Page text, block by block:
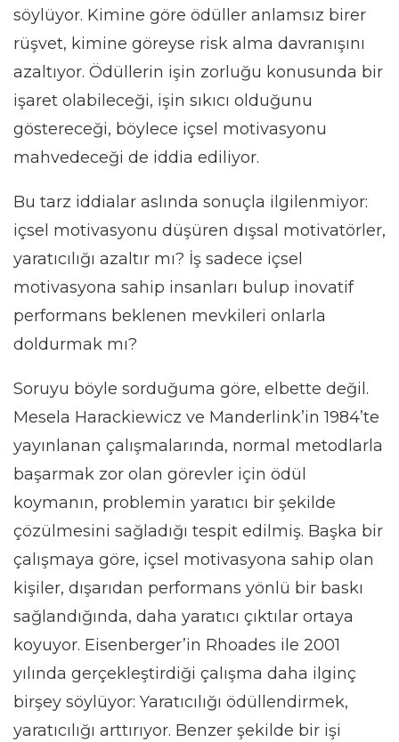
söylüyor. Kimine göre ödüller anlamsız birer
rüşvet, kimine göreyse risk alma davranışını
azaltıyor. Ödüllerin işin zorluğu konusunda bir
işaret olabileceği, işin sıkıcı olduğunu
göstereceği, böylece içsel motivasyonu
mahvedeceği de iddia ediliyor.
Bu tarz iddialar aslında sonuçla ilgilenmiyor:
içsel motivasyonu düşüren dışsal motivatörler,
yaratıcılığı azaltır mı? İş sadece içsel
motivasyona sahip insanları bulup inovatif
performans beklenen mevkileri onlarla
doldurmak mı?
Soruyu böyle sorduğuma göre, elbette değil.
Mesela Harackiewicz ve Manderlink’in 1984’te
yayınlanan çalışmalarında, normal metodlarla
başarmak zor olan görevler için ödül
koymanın, problemin yaratıcı bir şekilde
çözülmesini sağladığı tespit edilmiş. Başka bir
çalışmaya göre, içsel motivasyona sahip olan
kişiler, dışarıdan performans yönlü bir baskı
sağlandığında, daha yaratıcı çıktılar ortaya
koyuyor. Eisenberger’in Rhoades ile 2001
yılında gerçekleştirdiği çalışma daha ilginç
birşey söylüyor: Yaratıcılığı ödüllendirmek,
yaratıcılığı arttırıyor. Benzer şekilde bir işi